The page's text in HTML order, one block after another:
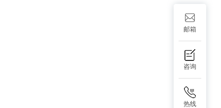
邮箱
咨询
热线